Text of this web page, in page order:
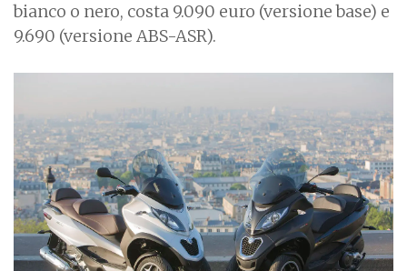
bianco o nero, costa 9.090 euro (versione base) e
9.690 (versione ABS-ASR).